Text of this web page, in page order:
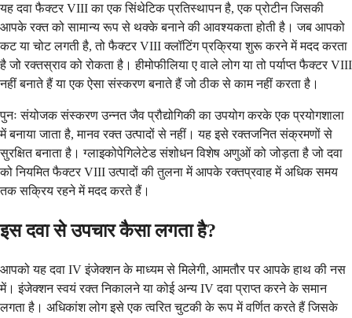
यह दवा फैक्टर VIII का एक सिंथेटिक प्रतिस्थापन है, एक प्रोटीन जिसकी
आपके रक्त को सामान्य रूप से थक्के बनाने की आवश्यकता होती है। जब आपको
कट या चोट लगती है, तो फैक्टर VIII क्लॉटिंग प्रक्रिया शुरू करने में मदद करता
है जो रक्तस्राव को रोकता है। हीमोफीलिया ए वाले लोग या तो पर्याप्त फैक्टर VIII
नहीं बनाते हैं या एक ऐसा संस्करण बनाते हैं जो ठीक से काम नहीं करता है।
पुनः संयोजक संस्करण उन्नत जैव प्रौद्योगिकी का उपयोग करके एक प्रयोगशाला
में बनाया जाता है, मानव रक्त उत्पादों से नहीं। यह इसे रक्तजनित संक्रमणों से
सुरक्षित बनाता है। ग्लाइकोपेगिलेटेड संशोधन विशेष अणुओं को जोड़ता है जो दवा
को नियमित फैक्टर VIII उत्पादों की तुलना में आपके रक्तप्रवाह में अधिक समय
तक सक्रिय रहने में मदद करते हैं।
इस दवा से उपचार कैसा लगता है?
आपको यह दवा IV इंजेक्शन के माध्यम से मिलेगी, आमतौर पर आपके हाथ की नस
में। इंजेक्शन स्वयं रक्त निकालने या कोई अन्य IV दवा प्राप्त करने के समान
लगता है। अधिकांश लोग इसे एक त्वरित चुटकी के रूप में वर्णित करते हैं जिसके